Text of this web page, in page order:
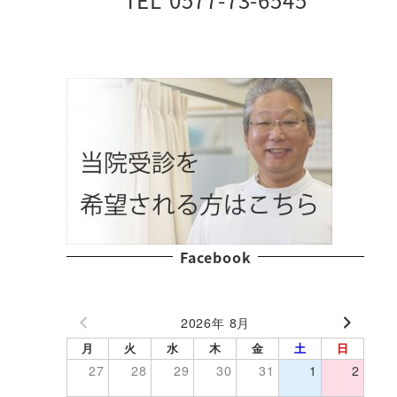
Facebook
2026年 8月
月 火 水 木 金 土 日
27 28 29 30 31 1 2